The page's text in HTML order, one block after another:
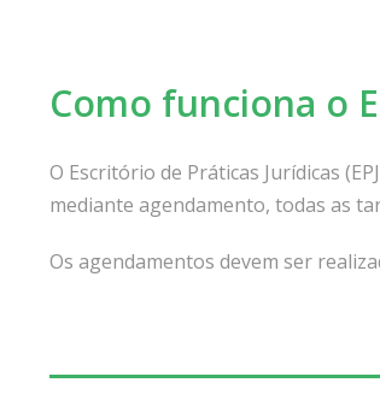
Como funciona o
O Escritório de Práticas Jurídicas
mediante agendamento, todas as
Os agendamentos devem ser